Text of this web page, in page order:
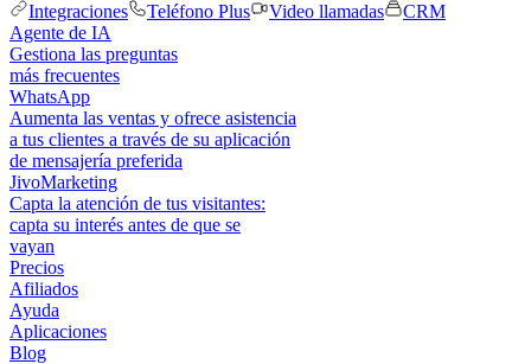
Integraciones
Teléfono Plus Video llamadas
CRM
Agente de IA
Gestiona las preguntas
más frecuentes
WhatsApp
Aumenta las ventas y ofrece asistencia
a tus clientes a través de su aplicación
de mensajería preferida
JivoMarketing
Capta la atención de tus visitantes:
capta su interés antes de que se
vayan
Precios
Afiliados
Ayuda
Aplicaciones
Blog